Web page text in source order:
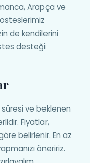
Arapça ve
de kendilerini
desteği
ve beklenen
Fiyatlar,
belirlenir. En az
öneririz.